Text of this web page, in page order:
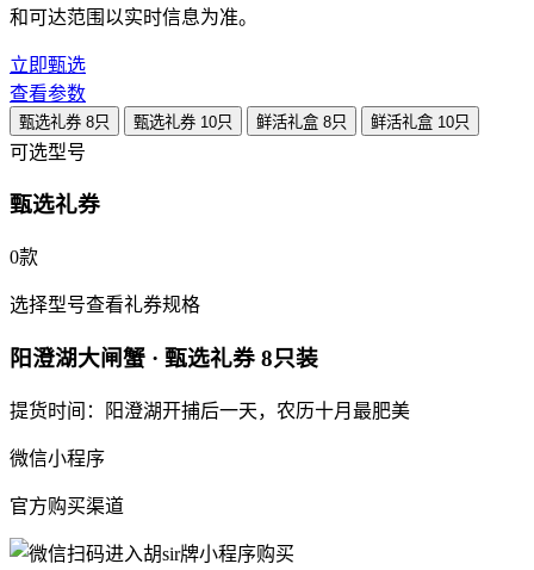
和可达范围以实时信息为准。
立即甄选
查看参数
甄选礼券 8只 甄选礼券 10只 鲜活礼盒 8只 鲜活礼盒 10只
可选型号
甄选礼券
0款
选择型号查看礼券规格
阳澄湖大闸蟹 · 甄选礼券 8只装
提货时间：阳澄湖开捕后一天，农历十月最肥美
微信小程序
官方购买渠道